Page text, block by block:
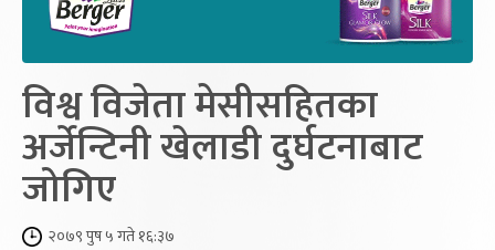
विश्व विजेता मेसीसहितका
अर्जेन्टिनी खेलाडी दुर्घटनाबाट
जोगिए
२०७९ पुष ५ गते १६:३७